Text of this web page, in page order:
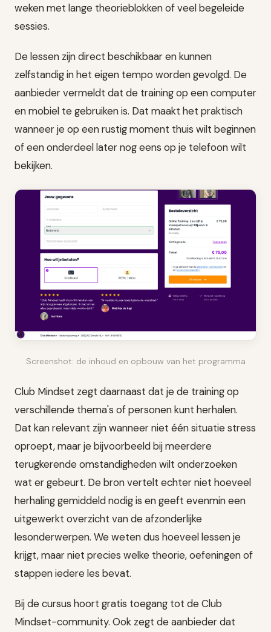
weken met lange theorieblokken of veel begeleide
sessies.
De lessen zijn direct beschikbaar en kunnen
zelfstandig in het eigen tempo worden gevolgd. De
aanbieder vermeldt dat de training op een computer
en mobiel te gebruiken is. Dat maakt het praktisch
wanneer je op een rustig moment thuis wilt beginnen
of een onderdeel later nog eens op je telefoon wilt
bekijken.
Screenshot: de inhoud en opbouw van het programma
Club Mindset zegt daarnaast dat je de training op
verschillende thema's of personen kunt herhalen.
Dat kan relevant zijn wanneer niet één situatie stress
oproept, maar je bijvoorbeeld bij meerdere
terugkerende omstandigheden wilt onderzoeken
wat er gebeurt. De bron vertelt echter niet hoeveel
herhaling gemiddeld nodig is en geeft evenmin een
uitgewerkt overzicht van de afzonderlijke
lesonderwerpen. We weten dus hoeveel lessen je
krijgt, maar niet precies welke theorie, oefeningen of
stappen iedere les bevat.
Bij de cursus hoort gratis toegang tot de Club
Mindset-community. Ook zegt de aanbieder dat